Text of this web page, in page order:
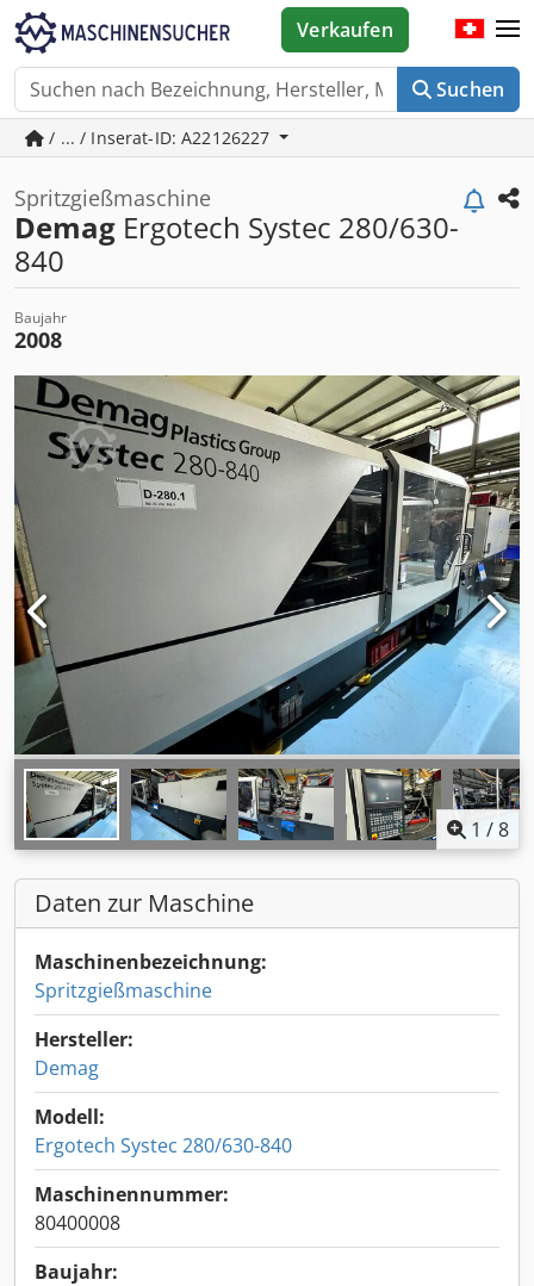
Suchen
Verkaufen
/ ... / Inserat-ID: A22126227
Spritzgießmaschine
Demag Ergotech Systec 280/630-
840
Baujahr
2008
1 /8
Daten zur Maschine
Maschinenbezeichnung:
Spritzgießmaschine
Hersteller:
Demag
Modell:
Ergotech Systec 280/630-840
Maschinennummer:
80400008
Baujahr: